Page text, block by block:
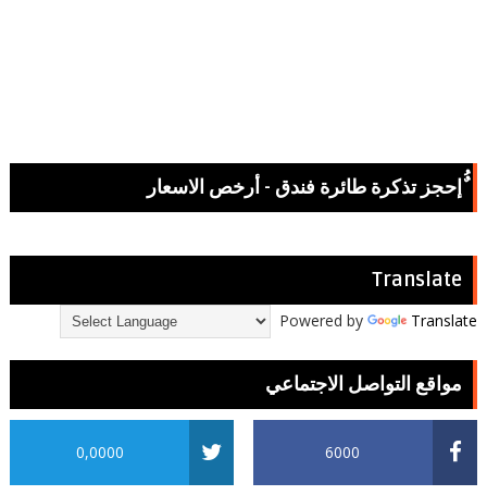
ٌُإحجز تذكرة طائرة فندق - أرخص الاسعار
Translate
Powered by Translate
مواقع التواصل الاجتماعي
6000
0,0000